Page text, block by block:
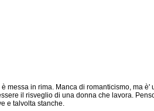
messa in rima. Manca di romanticismo, ma è'
il risveglio di una donna che lavora.
e talvolta stanche.